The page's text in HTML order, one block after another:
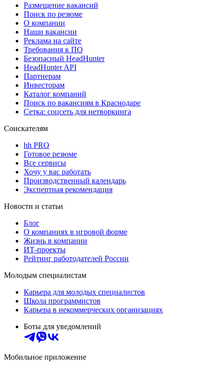
Размещение вакансий
Поиск по резюме
О компании
Наши вакансии
Реклама на сайте
Требования к ПО
Безопасный HeadHunter
HeadHunter API
Партнерам
Инвесторам
Каталог компаний
Поиск по вакансиям в Краснодаре
Сетка: соцсеть для нетворкинга
Соискателям
hh PRO
Готовое резюме
Все сервисы
Хочу у вас работать
Производственный календарь
Экспертная рекомендация
Новости и статьи
Блог
О компаниях в игровой форме
Жизнь в компании
ИТ-проекты
Рейтинг работодателей России
Молодым специалистам
Карьера для молодых специалистов
Школа программистов
Карьера в некоммерческих организациях
Боты для уведомлений
Мобильное приложение